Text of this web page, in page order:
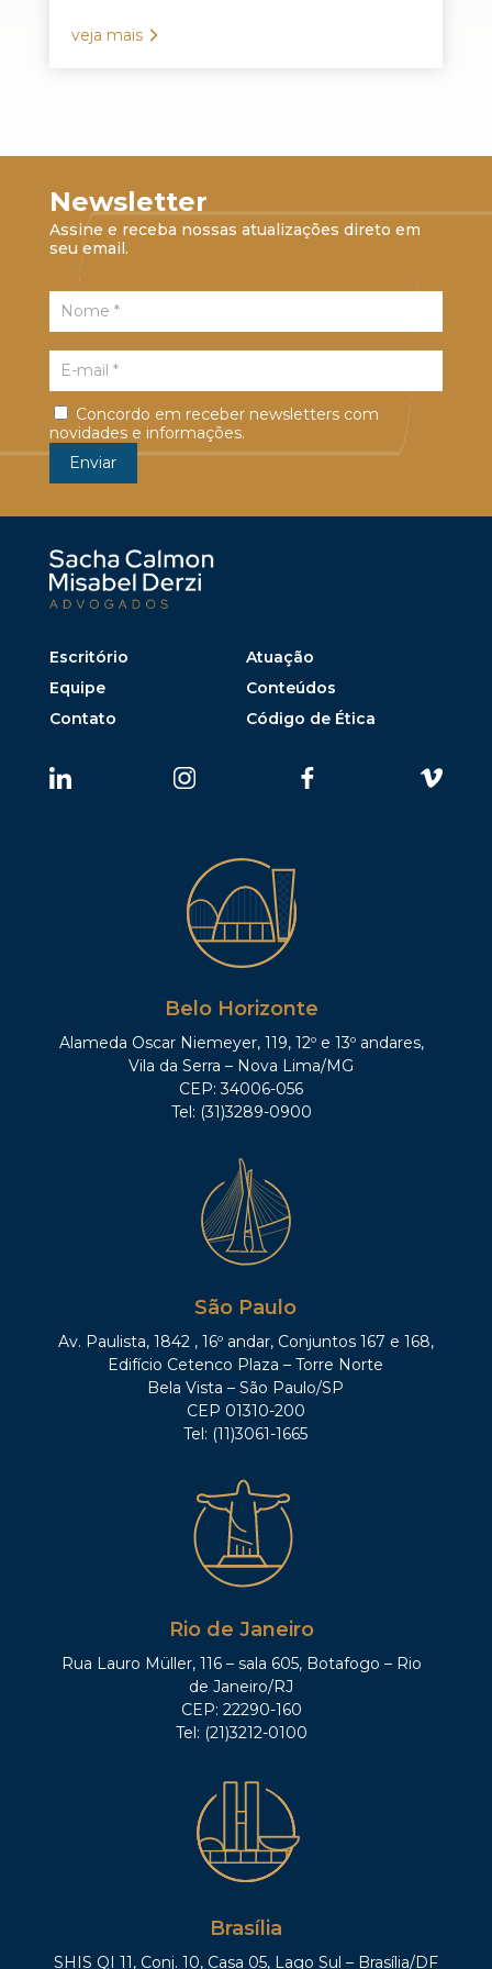
veja mais
Newsletter
Assine e receba nossas atualizações direto em
seu email.
Concordo em receber newsletters com
novidades e informações.
Escritório
Atuação
Equipe
Conteúdos
Contato
Código de Ética
Belo Horizonte
Alameda Oscar Niemeyer, 119, 12º e 13º andares,
Vila da Serra – Nova Lima/MG
CEP: 34006-056
Tel: (31)3289-0900
São Paulo
Av. Paulista, 1842 , 16º andar, Conjuntos 167 e 168,
Edifício Cetenco Plaza – Torre Norte
Bela Vista – São Paulo/SP
CEP 01310-200
Tel: (11)3061-1665
Rio de Janeiro
Rua Lauro Müller, 116 – sala 605, Botafogo – Rio
de Janeiro/RJ
CEP: 22290-160
Tel: (21)3212-0100
Brasília
SHIS QI 11, Conj. 10, Casa 05, Lago Sul – Brasília/DF